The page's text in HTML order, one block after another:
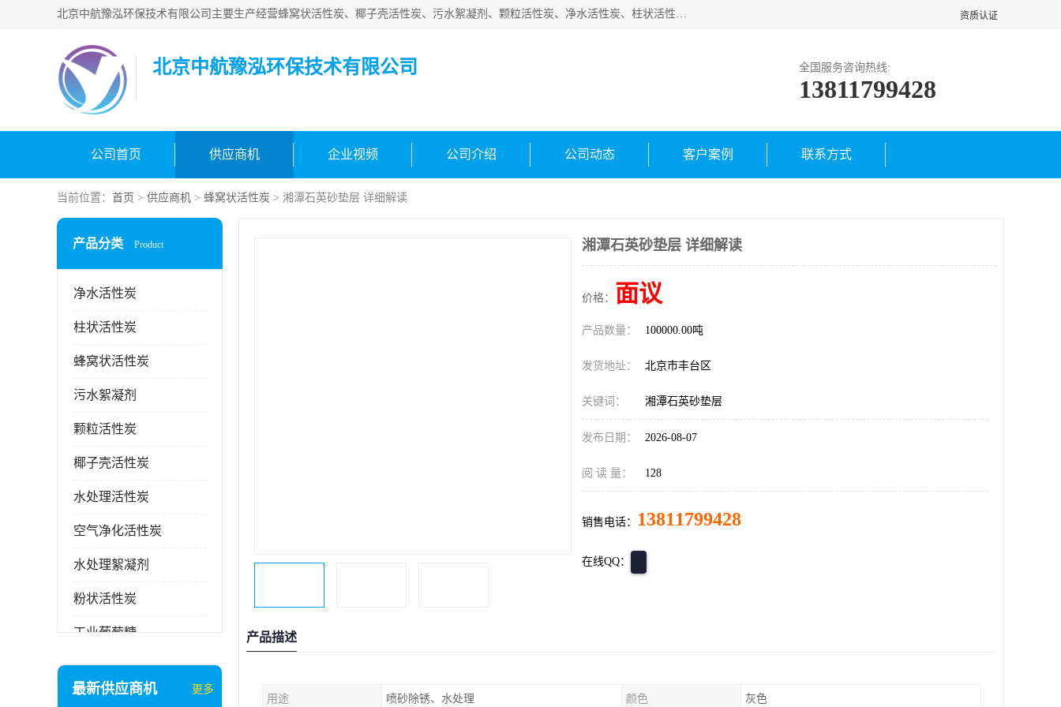
北京中航豫泓环保技术有限公司主要生产经营蜂窝状活性炭、椰子壳活性炭、污水絮凝剂、颗粒活性炭、净水活性炭、柱状活性炭等水处理和空气净化产品，品质信赖、服务保障。是您理想的合作伙伴。欢迎来电咨询！ 资质认证
北京中航豫泓环保技术有限公司 全国服务咨询热线:
13811799428
公司首页 供应商机 企业视频 公司介绍 公司动态 客户案例 联系方式
当前位置： 首页 > 供应商机 > 蜂窝状活性炭 > 湘潭石英砂垫层 详细解读
产品分类 Product
净水活性炭
柱状活性炭
蜂窝状活性炭
污水絮凝剂
颗粒活性炭
椰子壳活性炭
水处理活性炭
空气净化活性炭
水处理絮凝剂
粉状活性炭
工业葡萄糖
废气处理活性炭
最新供应商机 更多
湘潭石英砂垫层 详细解读
价格： 面议
产品数量： 100000.00吨
发货地址： 北京市丰台区
关键词： 湘潭石英砂垫层
发布日期： 2026-08-07
阅 读 量： 128
销售电话： 13811799428
在线QQ：
产品描述
用途 喷砂除锈、水处理 颜色 灰色